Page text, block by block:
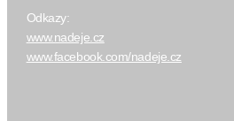
Odkazy:
www.nadeje.cz
www.facebook.com/nadeje.cz